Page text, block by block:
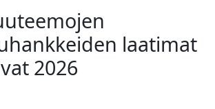
laatimat
2026